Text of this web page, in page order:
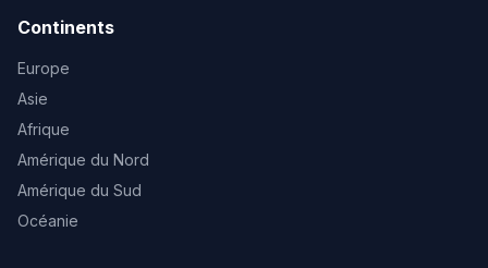
Continents
Europe
Asie
Afrique
Amérique du Nord
Amérique du Sud
Océanie